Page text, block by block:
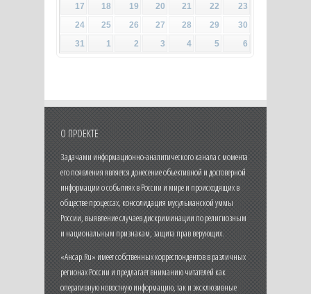
17
18 19 20 21 22
23
24
25 26 27 28 29
30
31
1 2 3 4 5 6
О ПРОЕКТЕ
Задачами информационно-аналитического канала с момента
его появления является донесение объективной и достоверной
информации о событиях в России и мире и происходящих в
обществе процессах, консолидация мусульманской уммы
России, выявление случаев дискриминации по религиозным
и национальным признакам, защита прав верующих.
«Ансар.Ru» имеет собственных корреспондентов в различных
регионах России и предлагает вниманию читателей как
оперативную новостную информацию, так и эксклюзивные